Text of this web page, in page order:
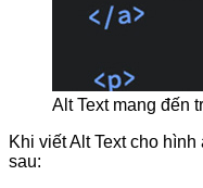
Alt Text mang đến
Khi viết Alt Text cho
sau: